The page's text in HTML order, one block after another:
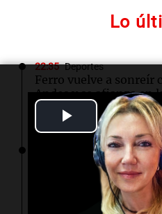
Play
Video
Lo
22:35 Deportes
Ferro vuelve a sonreír
Andes y se afianza en
Nacional
Thiago Tirante se
de Montreal tras caer